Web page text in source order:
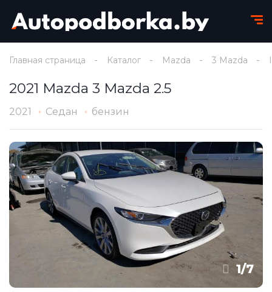
Главная страница Каталог Mazda 3 Mazda
2021 Mazda 3 Mazda 2.5
2021 Седан бензин
1/7